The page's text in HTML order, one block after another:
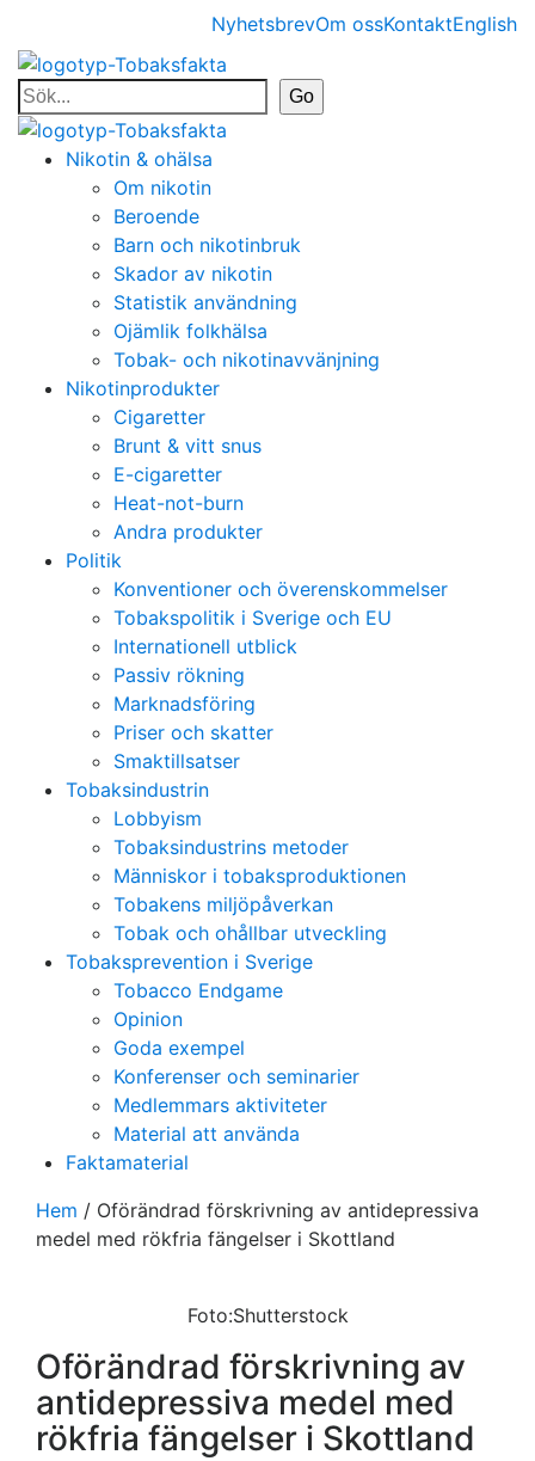
NyhetsbrevOm ossKontaktEnglish
Nikotin & ohälsa
Om nikotin
Beroende
Barn och nikotinbruk
Skador av nikotin
Statistik användning
Ojämlik folkhälsa
Tobak- och nikotinavvänjning
Nikotinprodukter
Cigaretter
Brunt & vitt snus
E-cigaretter
Heat-not-burn
Andra produkter
Politik
Konventioner och överenskommelser
Tobakspolitik i Sverige och EU
Internationell utblick
Passiv rökning
Marknadsföring
Priser och skatter
Smaktillsatser
Tobaksindustrin
Lobbyism
Tobaksindustrins metoder
Människor i tobaksproduktionen
Tobakens miljöpåverkan
Tobak och ohållbar utveckling
Tobaksprevention i Sverige
Tobacco Endgame
Opinion
Goda exempel
Konferenser och seminarier
Medlemmars aktiviteter
Material att använda
Faktamaterial
Hem / Oförändrad förskrivning av antidepressiva
medel med rökfria fängelser i Skottland
Foto:Shutterstock
Oförändrad förskrivning av
antidepressiva medel med
rökfria fängelser i Skottland